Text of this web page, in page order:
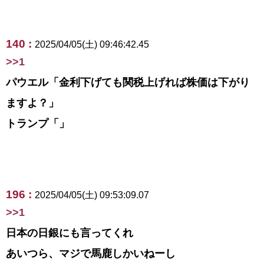
140 : 2025/04/05(土) 09:46:42.45
>>1
パウエル「金利下げても関税上げれば株価は下がり
ますよ？」
トランプ「」
196 : 2025/04/05(土) 09:53:09.07
>>1
日本の日銀にも言ってくれ
あいつら、マジで馬鹿しかいねーし